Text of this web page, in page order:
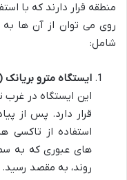
منطقه قرار دارند که با
روی می توان از آن ها
شامل:
ایستگاه مترو بریانک (خط ۲ –
این ایستگاه در غرب
قرار دارد. پس از
استفاده از تاکسی
های عبوری که به
روند، به مقصد